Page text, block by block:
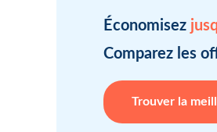
Économisez
Comparez les
Trouver la